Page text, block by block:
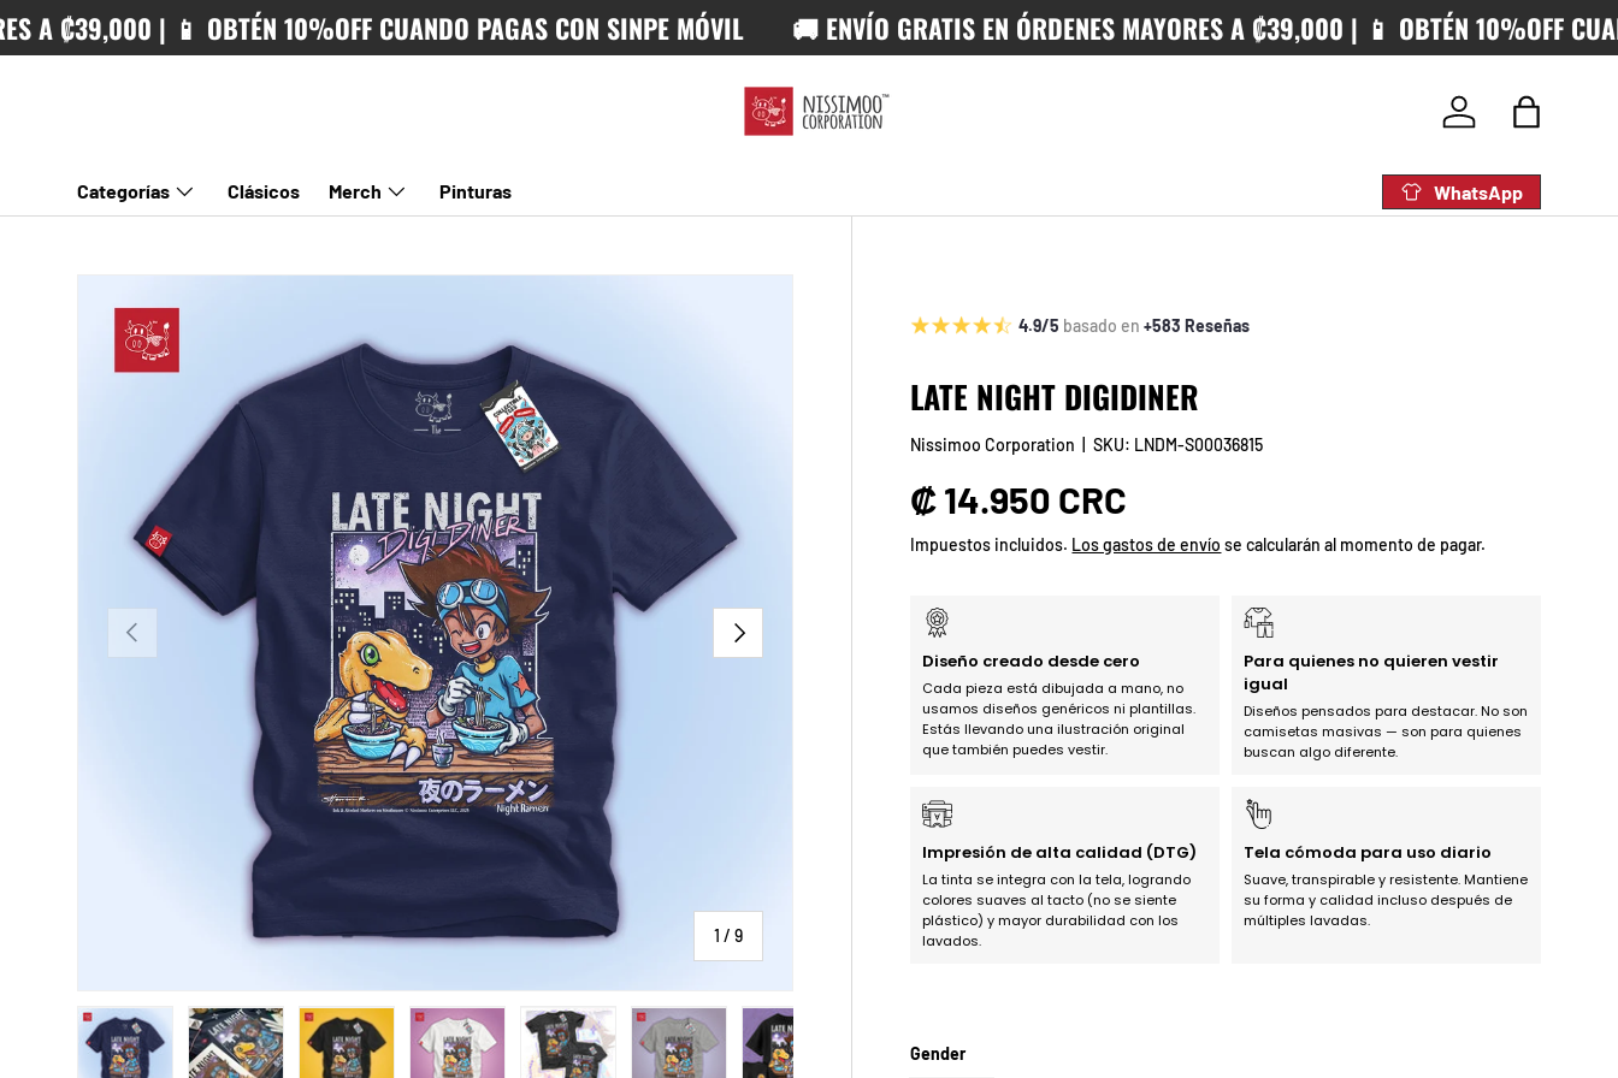
IR AL CONTENIDO
| 📱 OBTÉN 10%OFF CUANDO PAGAS CON SINPE MÓVIL 🚚 ENVÍO GRATIS EN ÓRDENES MAYORES A ₡39,000 | 📱 OBTÉN 10%OFF CUANDO
Iniciar sesión
Bolsa
Categorías Clásicos Merch Pinturas WhatsApp
IR DIRECTAMENTE A LA INFORMACIÓN DEL PRODUCTO
ANTERIOR
1 /de
9
SIGUIENTE
4.9/5 basado en+583 Reseñas
LATE NIGHT DIGIDINER
Nissimoo Corporation |SKU: LNDM-S00036815
Precio normal
₡ 14.950 CRC
Impuestos incluidos. Los gastos de envío se calcularán al momento de pagar.
Diseño creado desde cero
Cada pieza está dibujada a mano, no
usamos diseños genéricos ni plantillas.
Estás llevando una ilustración original
que también puedes vestir.
Para quienes no quieren vestir
igual
Diseños pensados para destacar. No son
camisetas masivas — son para quienes
buscan algo diferente.
Impresión de alta calidad (DTG)
La tinta se integra con la tela, logrando
colores suaves al tacto (no se siente
plástico) y mayor durabilidad con los
lavados.
Tela cómoda para uso diario
Suave, transpirable y resistente. Mantiene
su forma y calidad incluso después de
múltiples lavadas.
Gender